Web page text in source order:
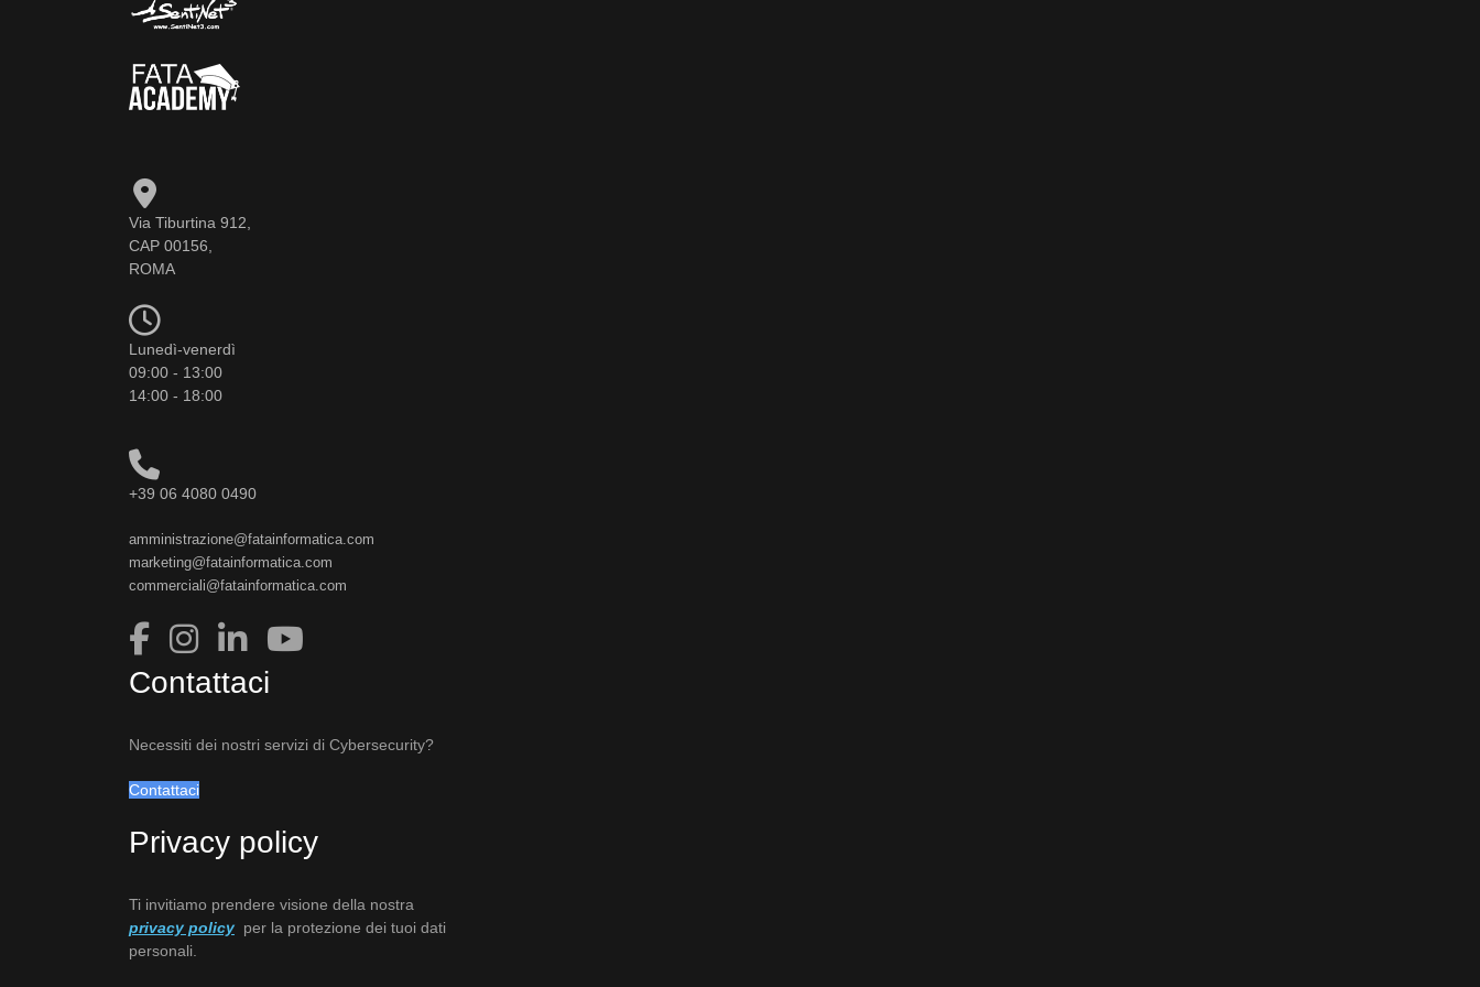
Via Tiburtina 912,
CAP 00156,
ROMA
Lunedì-venerdì
09:00 - 13:00
14:00 - 18:00
+39 06 4080 0490
amministrazione@fatainformatica.com
marketing@fatainformatica.com
commerciali@fatainformatica.com
Contattaci
Necessiti dei nostri servizi di Cybersecurity?
Contattaci
Privacy policy
Ti invitiamo prendere visione della nostra
privacy policy per la protezione dei tuoi dati
personali.